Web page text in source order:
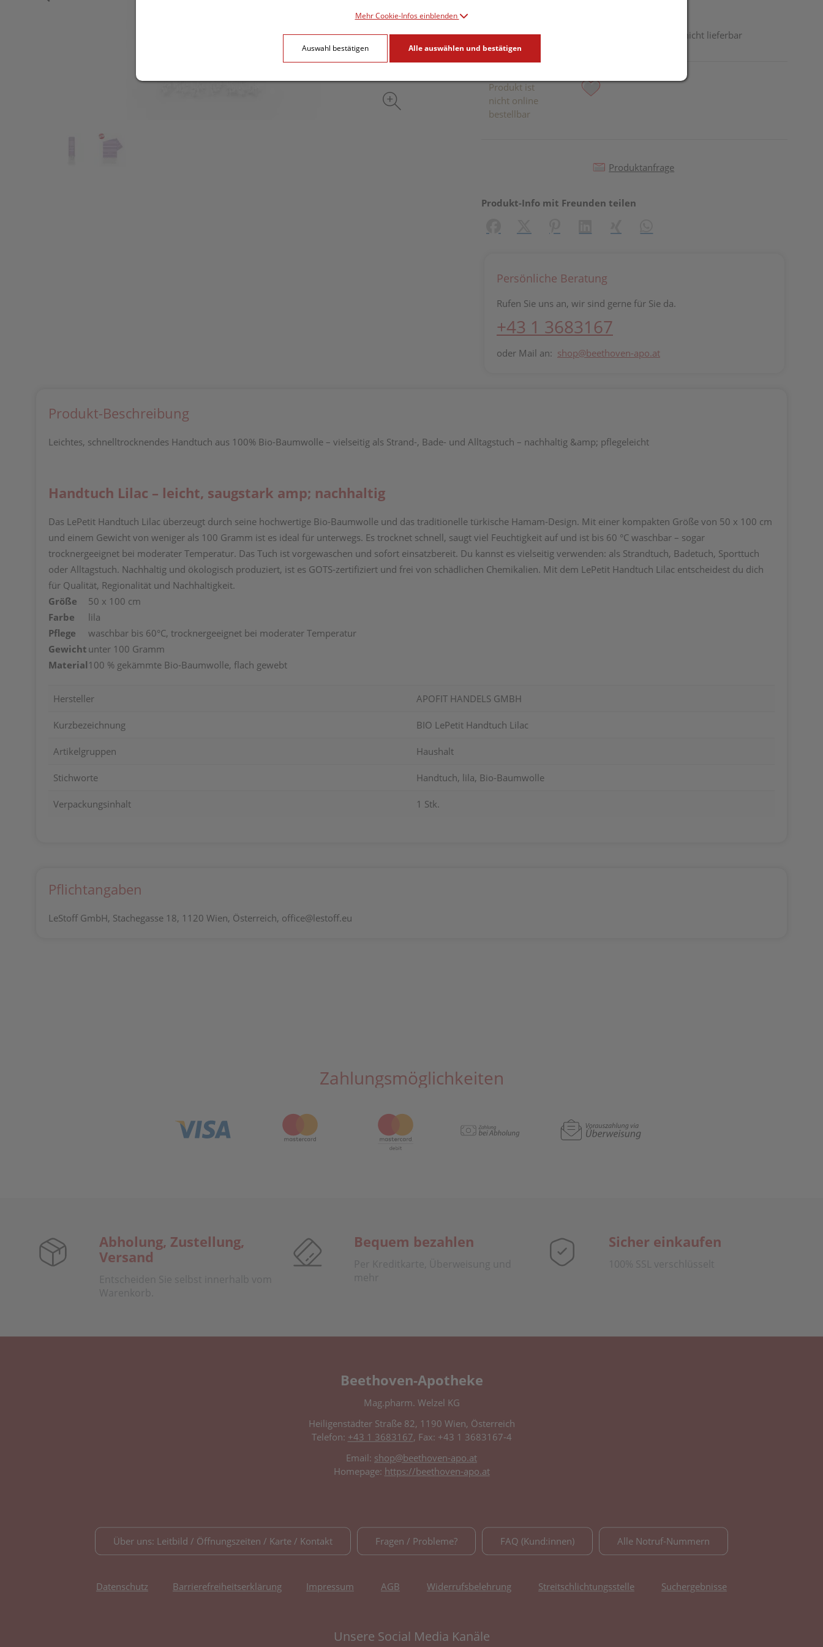
Dieses Produkt ist derzeit vom Hersteller nicht lieferbar
Produkt ist
nicht online
bestellbar
Produktanfrage
Produkt-Info mit Freunden teilen
Persönliche Beratung
Rufen Sie uns an, wir sind gerne für Sie da.
+43 1 3683167
oder Mail an: shop@beethoven-apo.at
Produkt-Beschreibung
Leichtes, schnelltrocknendes Handtuch aus 100% Bio-Baumwolle – vielseitig als Strand-, Bade- und Alltagstuch – nachhaltig &amp; pflegeleicht
Handtuch Lilac – leicht, saugstark amp; nachhaltig
Das LePetit Handtuch Lilac überzeugt durch seine hochwertige Bio-Baumwolle und das traditionelle türkische Hamam-Design. Mit einer kompakten Größe von 50 x 100 cm
und einem Gewicht von weniger als 100 Gramm ist es ideal für unterwegs. Es trocknet schnell, saugt viel Feuchtigkeit auf und ist bis 60 °C waschbar – sogar
trocknergeeignet bei moderater Temperatur. Das Tuch ist vorgewaschen und sofort einsatzbereit. Du kannst es vielseitig verwenden: als Strandtuch, Badetuch, Sporttuch
oder Alltagstuch. Nachhaltig und ökologisch produziert, ist es GOTS-zertifiziert und frei von schädlichen Chemikalien. Mit dem LePetit Handtuch Lilac entscheidest du dich
für Qualität, Regionalität und Nachhaltigkeit.
Größe
50 x 100 cm
Farbe
lila
Pflege
waschbar bis 60°C, trocknergeeignet bei moderater Temperatur
Gewicht unter 100 Gramm
Material 100 % gekämmte Bio-Baumwolle, flach gewebt
Hersteller APOFIT HANDELS GMBH
Kurzbezeichnung BIO LePetit Handtuch Lilac
Artikelgruppen Haushalt
Stichworte Handtuch, lila, Bio-Baumwolle
Verpackungsinhalt 1 Stk.
Pflichtangaben
LeStoff GmbH, Stachegasse 18, 1120 Wien, Österreich, office@lestoff.eu
Zahlungsmöglichkeiten
Abholung, Zustellung,
Versand
Entscheiden Sie selbst innerhalb vom
Warenkorb.
Bequem bezahlen
Per Kreditkarte, Überweisung und
mehr
Sicher einkaufen
100% SSL verschlüsselt
Beethoven-Apotheke
Mag.pharm. Welzel KG
Heiligenstädter Straße 82, 1190 Wien, Österreich
Telefon: +43 1 3683167, Fax: +43 1 3683167-4
Email: shop@beethoven-apo.at
Homepage: https://beethoven-apo.at
Über uns: Leitbild / Öffnungszeiten / Karte / Kontakt Fragen / Probleme? FAQ (Kund:innen) Alle Notruf-Nummern
Datenschutz Barrierefreiheitserklärung Impressum AGB Widerrufsbelehrung Streitschlichtungsstelle Suchergebnisse
Unsere Social Media Kanäle
Mehr Cookie-Infos einblenden
Auswahl bestätigen Alle auswählen und bestätigen